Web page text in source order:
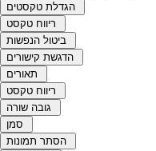
הגדלת טקסטים
ריווח טקסט
ביטול הנפשות
הדגשת קישורים
תאורים
ריווח טקסט
גובה שורה
סמן
הסתר תמונות